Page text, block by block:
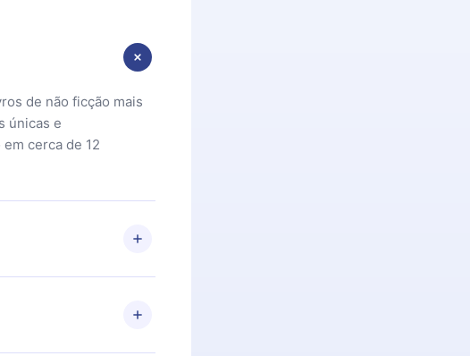
de não ficção mais
únicas e
cerca de 12
Se por algum
com nossa
e solicitar o